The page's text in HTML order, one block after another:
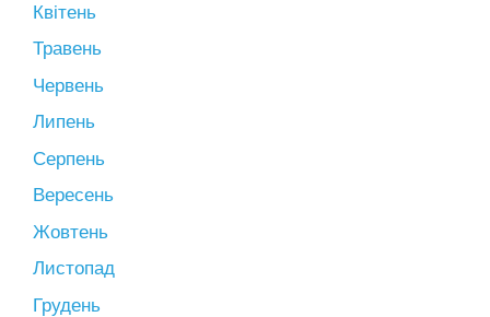
Квітень
Травень
Червень
Липень
Серпень
Вересень
Жовтень
Листопад
Грудень